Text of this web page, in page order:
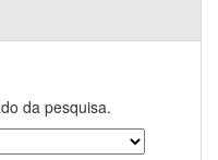
da pesquisa.